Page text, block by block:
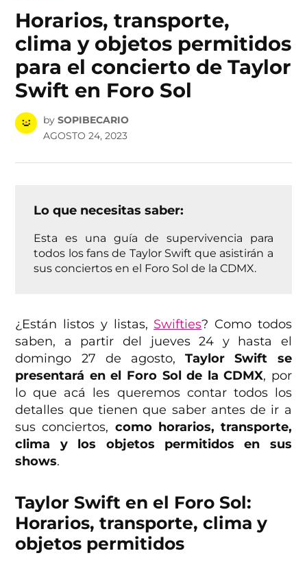
Horarios, transporte,
clima y objetos permitidos
para el concierto de Taylor
Swift en Foro Sol
by SOPIBECARIO
AGOSTO 24, 2023
Lo que necesitas saber:
Esta es una guía de supervivencia para
todos los fans de Taylor Swift que asistirán a
sus conciertos en el Foro Sol de la CDMX.
¿Están listos y listas, Swifties? Como todos
saben, a partir del jueves 24 y hasta el
domingo 27 de agosto,Taylor Swift se
presentará en el Foro Sol de la CDMX, por
lo que acá les queremos contar todos los
detalles que tienen que saber antes de ir a
sus conciertos, como horarios, transporte,
clima y los objetos permitidos en sus
shows.
Taylor Swift en el Foro Sol:
Horarios, transporte, clima y
objetos permitidos